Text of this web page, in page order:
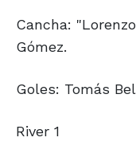
Cancha:
Gómez.
Goles: Tomás
River 1